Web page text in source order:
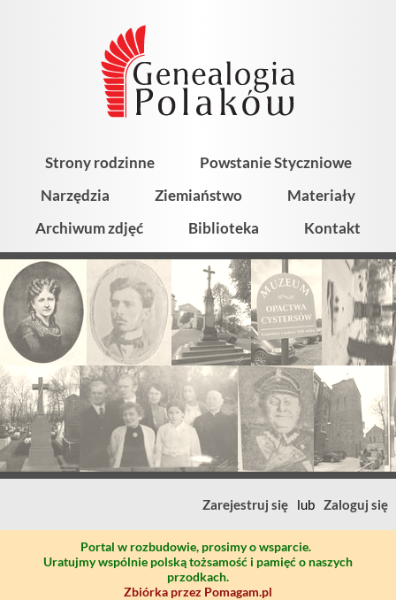
Strony rodzinne
Powstanie Styczniowe
Narzędzia
Ziemiaństwo
Materiały
Archiwum zdjęć
Biblioteka Kontakt
Zarejestruj się lub Zaloguj się
Portal w rozbudowie, prosimy o wsparcie.
Uratujmy wspólnie polską tożsamość i pamięć o naszych
przodkach.
Zbiórka przez Pomagam.pl